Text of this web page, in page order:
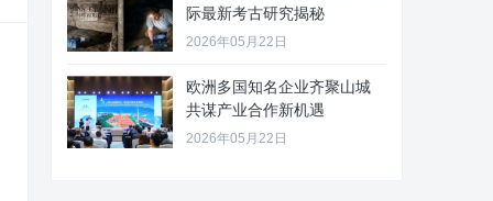
际最新考古研究揭秘
2026年05月22日
欧洲多国知名企业齐聚山城
共谋产业合作新机遇
2026年05月22日